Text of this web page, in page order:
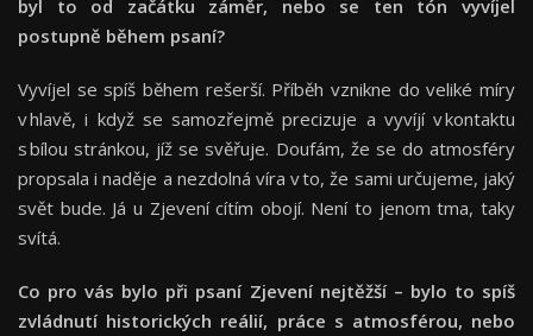
byl to od začátku záměr, nebo se ten tón vyvíjel
postupně během psaní?
Vyvíjel se spíš během rešerší. Příběh vznikne do veliké míry
v hlavě, i když se samozřejmě precizuje a vyvíjí v kontaktu
s bílou stránkou, jíž se svěřuje. Doufám, že se do atmosféry
propsala i naděje a nezdolná víra v to, že sami určujeme, jaký
svět bude. Já u Zjevení cítím obojí. Není to jenom tma, taky
svítá.
Co pro vás bylo při psaní Zjevení nejtěžší – bylo to spíš
zvládnutí historických reálií, práce s atmosférou, nebo